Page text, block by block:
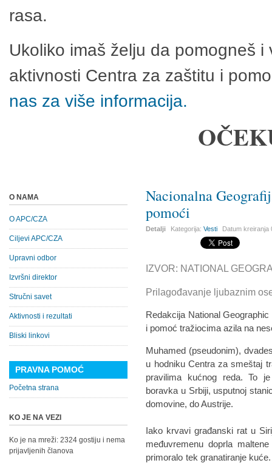
rasa.
Ukoliko imaš želju da pomogneš
aktivnosti Centra za zaštitu i
nas za više informacija.
Nacionalna
pomoći
Detalji Kategorija:Vesti Datum kreiranja
IZVOR: NATIONAL
Prilagođavanje ljubaznim
Redakcija National
i pomoć tražiocima azila na
Muhamed (pseudonim),
u hodniku Centra za smeštaj
pravilima kućnog reda. To
boravka u Srbiji, usputnoj
domovine, do Austrije.
Iako krvavi građanski rat u
međuvremenu doprla
primoralo tek granatiranje
O NAMA
O APC/CZA
Ciljevi APC/CZA
Upravni odbor
Izvršni direktor
Stručni savet
Aktivnosti i rezultati
Bliski linkovi
PRAVNA POMOĆ
Početna strana
KO JE NA VEZI
Ko je na mreži: 2324 gostiju i nema
prijavljenih članova